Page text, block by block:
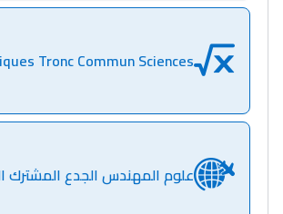
مسار عبد العزيز فتيشي،
المبدع فمجال الديكور و
أكادير أوفلا
سقطت فالباك و سنة
2011 بدّلاتني بزّاف، مسار
Tronc Commun Sciences
علوم المهندس الجدع المشترك